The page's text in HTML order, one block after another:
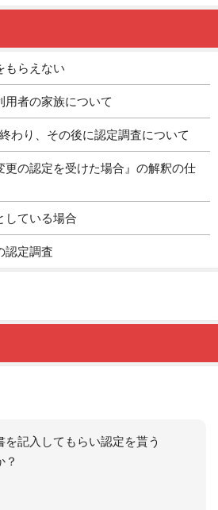
もらえない
者の家族について
わり、その後に認定調査について
更の認定を受けた場合』の解釈の仕
している場合
認定調査
記入してもらい認定を貰う
？